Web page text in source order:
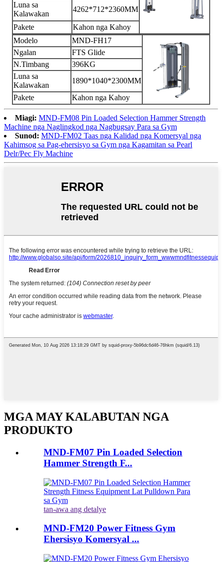
Luna sa
Kalawakan
4262*712*2360MM
Pakete
Kahon nga Kahoy
Modelo
MND-FH17
Ngalan
FTS Glide
N.Timbang
396KG
Luna sa
Kalawakan
1890*1040*2300MM
Pakete
Kahon nga Kahoy
Miagi: MND-FM08 Pin Loaded Selection Hammer Strength
Machine nga Naglingkod nga Nagbugsay Para sa Gym
Sunod: MND-FM02 Taas nga Kalidad nga Komersyal nga
Kahimsog sa Pag-ehersisyo sa Gym nga Kagamitan sa Pearl
Delr/Pec Fly Machine
MGA MAY KALABUTAN NGA
PRODUKTO
MND-FM07 Pin Loaded Selection
Hammer Strength F...
tan-awa ang detalye
MND-FM20 Power Fitness Gym
Ehersisyo Komersyal ...